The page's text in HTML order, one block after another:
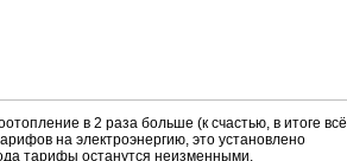
в 2 раза больше (к счастью, в итоге всё
на электроэнергию, это установлено
тарифы останутся неизменными.